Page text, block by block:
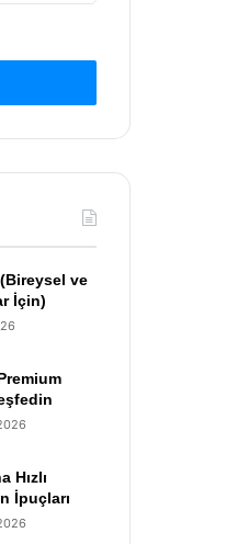
(Bireysel ve
İçin)
Hızlı
İpuçları